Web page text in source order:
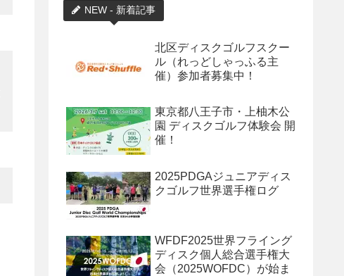
NEW - 新着記事
北区ディスクゴルフスクー
ル（れっどしゃっふる主
催）参加者募集中！
東京都八王子市・上柚木公
園 ディスクゴルフ体験会 開
催！
2025PDGAジュニアディス
クゴルフ世界選手権ログ
WFDF2025世界フライング
ディスク個人総合選手権大
会（2025WOFDC）が始ま